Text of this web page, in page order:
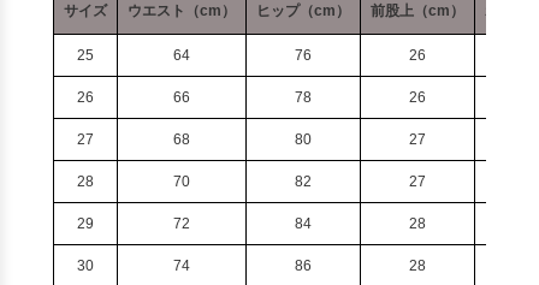
サイズ ウエスト（cm） ヒップ（cm） 前股上（cm） わたり
25 64 76 26
26 66 78 26
27 68 80 27
28 70 82 27
29 72 84 28
30 74 86 28